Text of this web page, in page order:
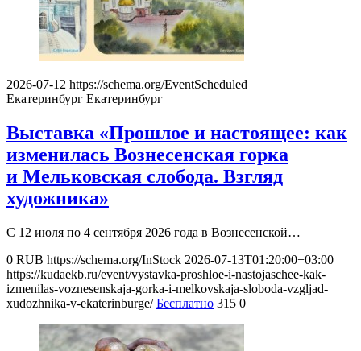
2026-07-12 https://schema.org/EventScheduled
Екатеринбург Екатеринбург
Выставка «Прошлое и настоящее: как
изменилась Вознесенская горка
и Мельковская слобода. Взгляд
художника»
С 12 июля по 4 сентября 2026 года в Вознесенской…
0 RUB https://schema.org/InStock 2026-07-13T01:20:00+03:00
https://kudaekb.ru/event/vystavka-proshloe-i-nastojaschee-kak-
izmenilas-voznesenskaja-gorka-i-melkovskaja-sloboda-vzgljad-
xudozhnika-v-ekaterinburge/ Бесплатно 315 0